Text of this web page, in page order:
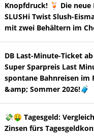
Knopfdruck! 🍹 Die neue
SLUSHi Twist Slush-
mit zwei Behältern im
DB Last-Minute-Ticket
Super Sparpreis Last
spontane Bahnreisen im
&amp; Sommer 2026!🧳
💸🤑 Tagesgeld:
Zinsen fürs